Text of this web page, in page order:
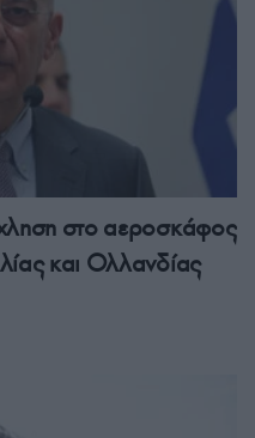
στο αεροσκάφος
και Ολλανδίας